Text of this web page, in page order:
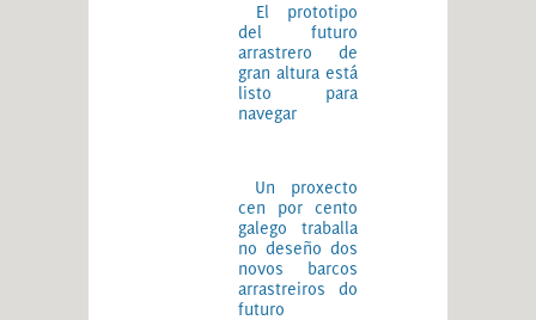
El prototipo
del futuro
arrastrero de
gran altura está
listo para
navegar
Un proxecto
cen por cento
galego traballa
no deseño dos
novos barcos
arrastreiros do
futuro